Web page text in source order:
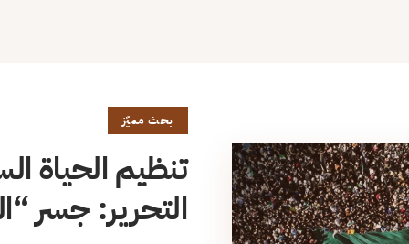
بحث مميّز
تنظيم الحياة
التحرير: جسر